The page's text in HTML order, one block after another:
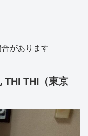
があります
THI THI（東京